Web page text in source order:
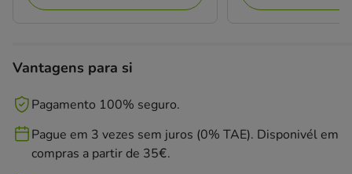
Vantagens para si
Pagamento 100% seguro.
Pague em 3 vezes sem juros (0% TAE). Disponivél em
compras a partir de 35€.